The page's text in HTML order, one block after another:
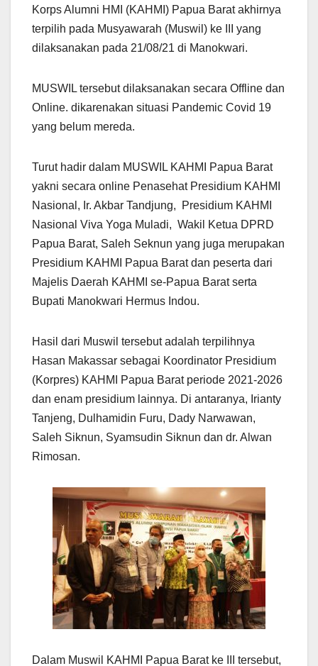
Korps Alumni HMI (KAHMI) Papua Barat akhirnya
terpilih pada Musyawarah (Muswil) ke III yang
dilaksanakan pada 21/08/21 di Manokwari.
MUSWIL tersebut dilaksanakan secara Offline dan
Online. dikarenakan situasi Pandemic Covid 19
yang belum mereda.
Turut hadir dalam MUSWIL KAHMI Papua Barat
yakni secara online Penasehat Presidium KAHMI
Nasional, Ir. Akbar Tandjung, Presidium KAHMI
Nasional Viva Yoga Muladi, Wakil Ketua DPRD
Papua Barat, Saleh Seknun yang juga merupakan
Presidium KAHMI Papua Barat dan peserta dari
Majelis Daerah KAHMI se-Papua Barat serta
Bupati Manokwari Hermus Indou.
Hasil dari Muswil tersebut adalah terpilihnya
Hasan Makassar sebagai Koordinator Presidium
(Korpres) KAHMI Papua Barat periode 2021-2026
dan enam presidium lainnya. Di antaranya, Irianty
Tanjeng, Dulhamidin Furu, Dady Narwawan,
Saleh Siknun, Syamsudin Siknun dan dr. Alwan
Rimosan.
Dalam Muswil KAHMI Papua Barat ke III tersebut,